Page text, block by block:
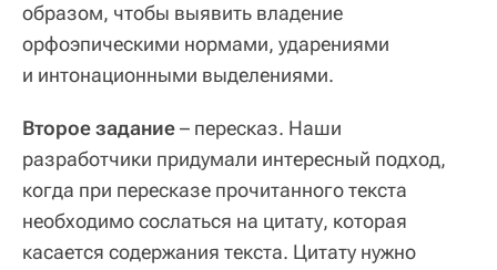
образом, чтобы выявить владение
орфоэпическими нормами, ударениями
и интонационными выделениями.
Второе задание– пересказ. Наши
разработчики придумали интересный подход,
когда при пересказе прочитанного текста
необходимо сослаться на цитату, которая
касается содержания текста. Цитату нужно